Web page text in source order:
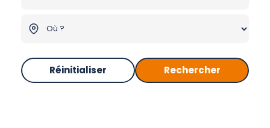
Réinitialiser Rechercher